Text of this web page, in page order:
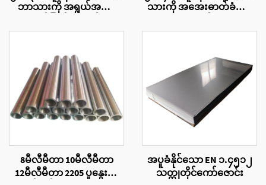
ဘာသားကို အရွယ်အစား
ခြင်း
သားကို အအေးဓာတ်ခံပေး
8မီလီမီတာ 10မီလီမီတာ
12မီလီမီတာ 2205 ပူနွေးစွာ
အပူခံနိုင်သော EN ၁.၄၅၁၂
သတ္တုတိုင်ကော်ဇောင်း